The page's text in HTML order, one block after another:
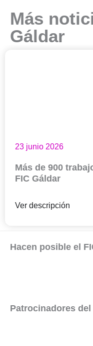
Más
Gáldar
23 junio 2026
Más de 900
FIC Gáldar
Ver descripción
Hacen posible el
Patrocinadores del